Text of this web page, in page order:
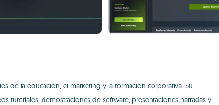
de la educación, el marketing y la formación corporativa. Su
tutoriales, demostraciones de software, presentaciones narradas y